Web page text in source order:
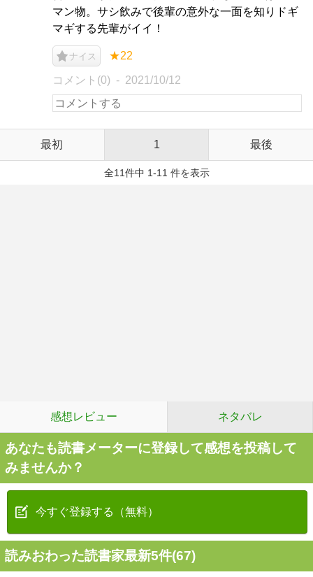
マン物。サシ飲みで後輩の意外な一面を知りドギ
マギする先輩がイイ！
ナイス ★22
コメント(0) 2021/10/12
最初 1 最後
全11件中 1-11 件を表示
感想レビュー ネタバレ
あなたも読書メーターに登録して感想を投稿して
みませんか？
今すぐ登録する（無料）
読みおわった読書家最新5件(67)